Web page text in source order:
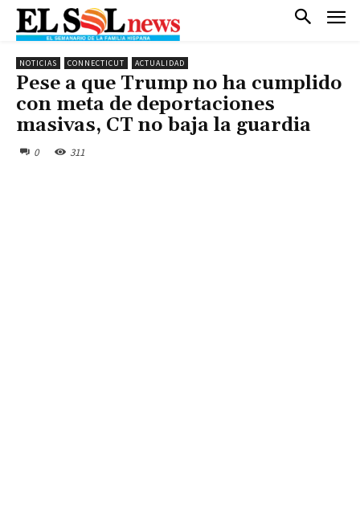
NOTICIAS CONNECTICUT ACTUALIDAD
Pese a que Trump no ha cumplido
con meta de deportaciones
masivas, CT no baja la guardia
0 311